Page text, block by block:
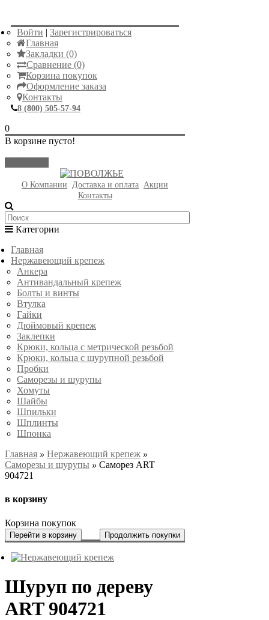
Войти | Зарегистрироваться
Главная
Закладки (0)
Сравнение (0)
Корзина покупок
Оформление заказа
Контакты
8 (800) 505-57-94
0
В корзине пусто!
О Компании Доставка и оплата Акции
Контакты
Категории
Главная
Нержавеющий крепеж
Анкера
Антивандальный крепеж
Болты и винты
Втулка
Гайки
Дюймовый крепеж
Заклепки
Крюки, кольца с метрической резьбой
Крюки, кольца с шурупной резьбой
Пробки
Саморезы и шурупы
Хомуты
Шайбы
Шпильки
Шплинты
Шпонка
Главная » Нержавеющий крепеж »
Саморезы и шурупы » Саморез ART
904721
в корзину
Корзина покупок
Перейти в корзину Продолжить покупки
Шуруп по дереву
ART 904721